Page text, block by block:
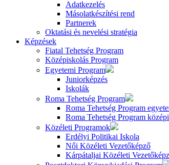
Adatkezelés
Másolatkészítési rend
Partnerek
Oktatási és nevelési stratégia
Képzések
Fiatal Tehetség Program
Középiskolás Program
Egyetemi Program
Juniorképzés
Iskolák
Roma Tehetség Program
Roma Tehetség Program
Roma Tehetség Program
Közéleti Programok
Erdélyi Politikai Iskola
Női Közéleti Vezetőképző
Kárpátaljai Közéleti